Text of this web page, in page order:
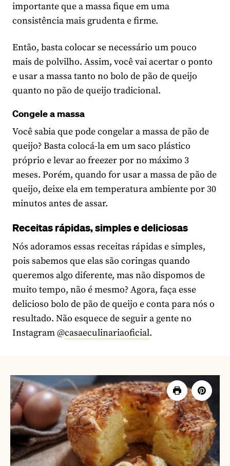
importante que a massa fique em uma
consistência mais grudenta e firme.
Então, basta colocar se necessário um pouco
mais de polvilho. Assim, você vai acertar o ponto
e usar a massa tanto no bolo de pão de queijo
quanto no pão de queijo tradicional.
Congele a massa
Você sabia que pode congelar a massa de pão de
queijo? Basta colocá-la em um saco plástico
próprio e levar ao freezer por no máximo 3
meses. Porém, quando for usar a massa de pão de
queijo, deixe ela em temperatura ambiente por 30
minutos antes de assar.
Receitas rápidas, simples e deliciosas
Nós adoramos essas receitas rápidas e simples,
pois sabemos que elas são coringas quando
queremos algo diferente, mas não dispomos de
muito tempo, não é mesmo? Agora, faça esse
delicioso bolo de pão de queijo e conta para nós o
resultado. Não esquece de seguir a gente no
Instagram @casaeculinariaoficial.